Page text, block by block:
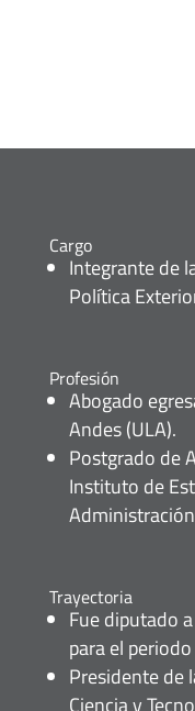
Cargo
Integrante de
Política
Profesión
Abogado
Andes (ULA).
Postgrado de
Instituto de
Administración
Trayectoria
Fue diputado
para el
Presidente de